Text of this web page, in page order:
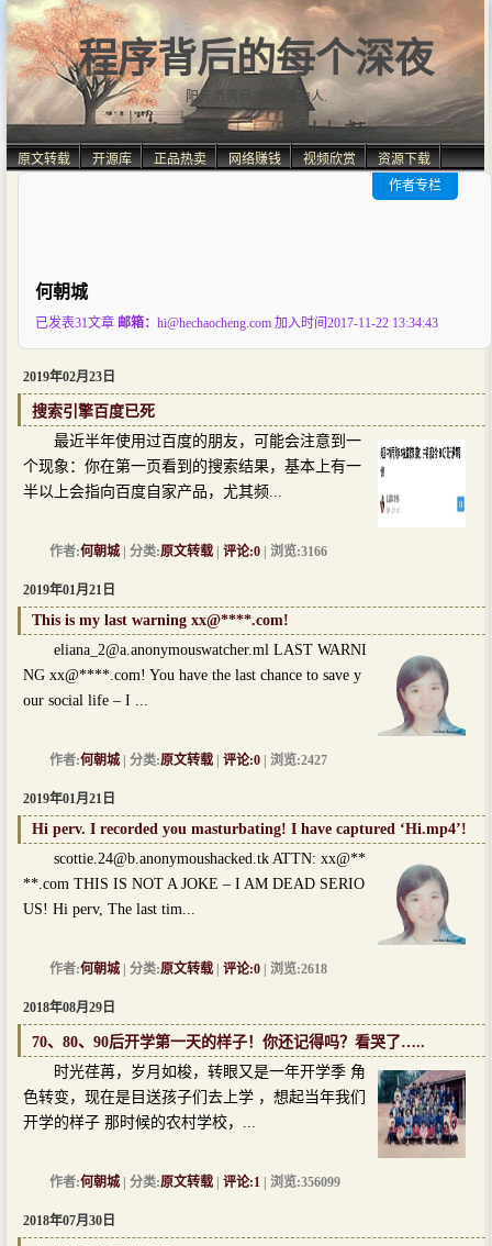
程序背后的每个深夜
阳光洒满肩, 仿佛自由人.
原文转载 开源库 正品热卖 网络赚钱 视频欣赏 资源下载
何朝城
已发表31文章 邮箱： hi@hechaocheng.com 加入时间2017-11-22 13:34:43
作者专栏
2019年02月23日
搜索引擎百度已死
最近半年使用过百度的朋友，可能会注意到一
个现象：你在第一页看到的搜索结果，基本上有一
半以上会指向百度自家产品，尤其频...
作者:何朝城 | 分类:原文转载 评论:0 | 浏览:3166
2019年01月21日
This is my last warning xx@****.com!
eliana_2@a.anonymouswatcher.ml LAST WARNI
NG xx@****.com! You have the last chance to save y
our social life – I ...
作者:何朝城 | 分类:原文转载 评论:0 | 浏览:2427
2019年01月21日
Hi perv. I recorded you masturbating! I have captured ‘Hi.mp4’!
scottie.24@b.anonymoushacked.tk ATTN: xx@**
**.com THIS IS NOT A JOKE – I AM DEAD SERIO
US! Hi perv, The last tim...
作者:何朝城 | 分类:原文转载 评论:0 | 浏览:2618
2018年08月29日
70、80、90后开学第一天的样子！你还记得吗？看哭了…..
时光荏苒，岁月如梭，转眼又是一年开学季 角
色转变，现在是目送孩子们去上学 ，想起当年我们
开学的样子 那时候的农村学校，...
作者:何朝城 | 分类:原文转载 评论:1 | 浏览:356099
2018年07月30日